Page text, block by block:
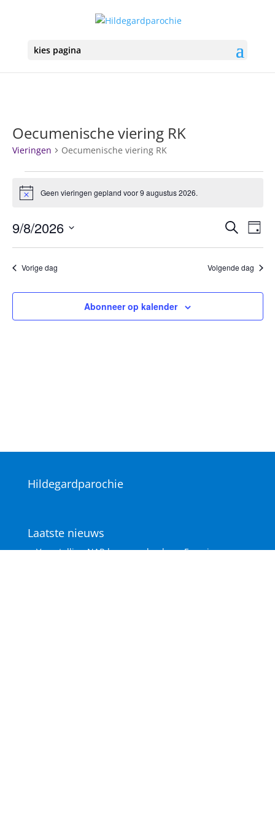
kies pagina
Oecumenische viering RK
Vieringen Oecumenische viering RK
Vieringen
in
augustus
2026
BerichtGeen vieringen gepland voor 9 augustus 2026.
Zoeken
Dag
9/8/2026
datum.
Vorige dag Volgende dag
Abonneer op kalender
Hildegardparochie
Laatste nieuws
Voorstelling NAR levensverhaal van Franciscus van